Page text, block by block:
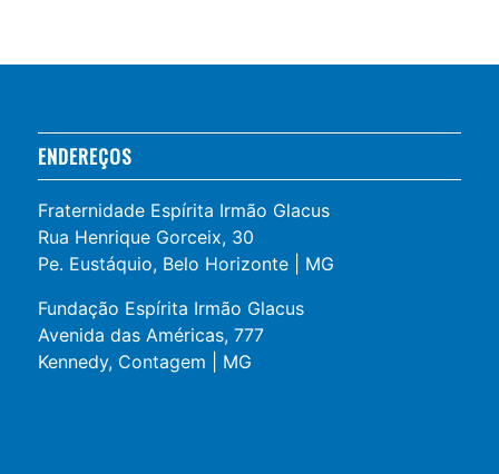
ENDEREÇOS
Fraternidade Espírita Irmão Glacus
Rua Henrique Gorceix, 30
Pe. Eustáquio, Belo Horizonte | MG
Fundação Espírita Irmão Glacus
Avenida das Américas, 777
Kennedy, Contagem | MG